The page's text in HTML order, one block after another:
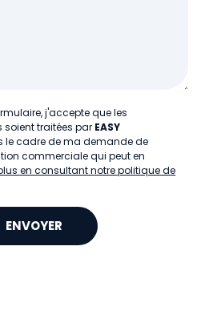
j'accepte que les
traitées par EASY
le cadre de ma demande de
commerciale qui peut en
en consultant notre politique de